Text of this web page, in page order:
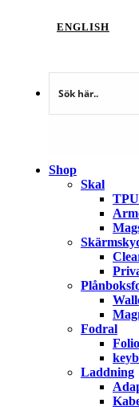
ENGLISH
Shop
Skal
TPU
Fodral
Folio
Laddning